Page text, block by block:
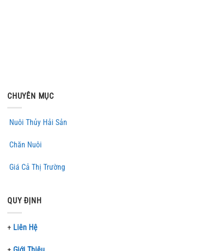
CHUYÊN MỤC
Nuôi Thủy Hải Sản
Chăn Nuôi
Giá Cả Thị Trường
QUY ĐỊNH
+ Liên Hệ